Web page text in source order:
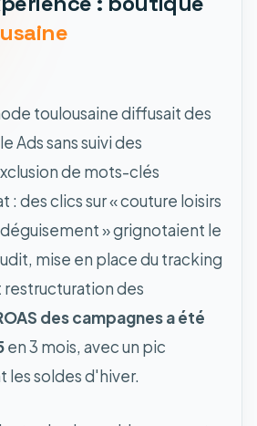
toulousaine diffusait des
Ads sans suivi des
de mots-clés
: des clics sur « couture loisirs
» grignotaient le
mise en place du tracking
des
des campagnes a été
en 3 mois, avec un pic
les soldes d'hiver.